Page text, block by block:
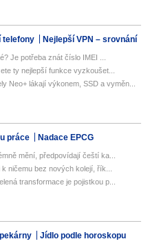
telefony Nejlepší VPN – srovnání
Je potřeba znát číslo IMEI ...
ty nejlepší funkce vyzkoušet...
Neo+ lákají výkonem, SSD a vyměn...
práce Nadace EPCG
mění, předpovídají čeští ka...
ničemu bez nových kolejí, řík...
transformace je pojistkou p...
Jídlo podle horoskopu